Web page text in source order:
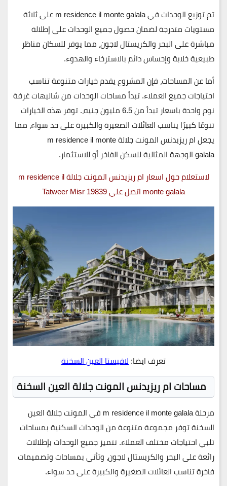
تم توزيع الوحدات في m residence il monte galala على ثلاثة
مستويات متدرجة لضمان حصول جميع الوحدات على إطلالة
مباشرة على البحر والكريستال لاجون، مما يوفر للسكان مناظر
طبيعية خلابة وإحساس دائم بالاسترخاء والهدوء.
أما عن المساحات، فإن المشروع يقدم خيارات متنوعة تناسب
احتياجات جميع العملاء. تبدأ مساحات الوحدات منشاليهات غرفة
نوم واحدةباسعار تبدأ من6.5 مليون جنيه
،. توفر هذه الخيارات
تنوعًا كبيرًا يناسب العائلات الصغيرة والكبيرة على حد سواء، مما
يجعل
ام ريزيدنس المونت جلالة m residence il monte
galalaالوجهة المثالية للسكن الفاخر أو للاستثمار.
لاستعلام حول اسعار ام ريزيدنس المونت جلالة m residence il
monte galala اتصل علي 19839 Tatweer Misr
تعرف ايضا:لافيستا العين السخنة
مساحات ام ريزيدنس المونت جلالة العين السخنة
مرحلة m residence il monte galala فيالمونت جلالةالعين
السخنة توفر مجموعة متنوعة من الوحدات السكنية بمساحات
تلبي احتياجات مختلف العملاء. تتميز جميع الوحدات بإطلالات
رائعة على البحر والكريستال لاجون، وتأتي بمساحات وتصميمات
فاخرة تناسب العائلات الصغيرة والكبيرة على حد سواء.